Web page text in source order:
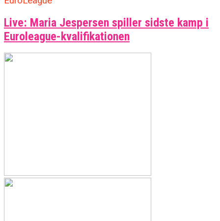
Live: Maria Jespersen spiller sidste kamp i
Euroleague-kvalifikationen